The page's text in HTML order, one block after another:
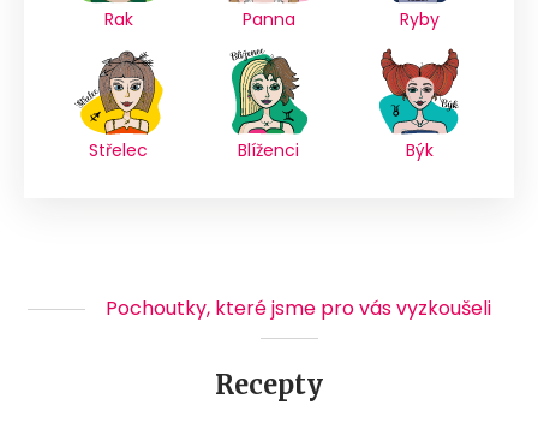
Rak Panna Ryby
Střelec Blíženci Býk
Pochoutky, které jsme pro vás vyzkoušeli
Recepty